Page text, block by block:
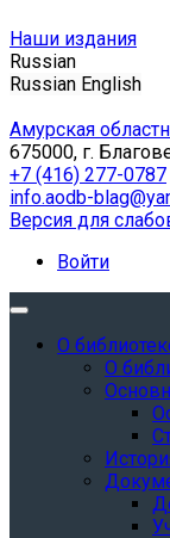
Наши издания
Russian
Russian English
Амурская
675000, г.
+7 (416) 277-0787
info.aodb-
Версия для
Войти
О
О